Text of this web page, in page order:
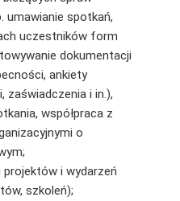
umawianie spotkań,
uczestników form
dokumentacji
ankiety
zaświadczenia i in.),
współpraca z
o
i wydarzeń
szkoleń);